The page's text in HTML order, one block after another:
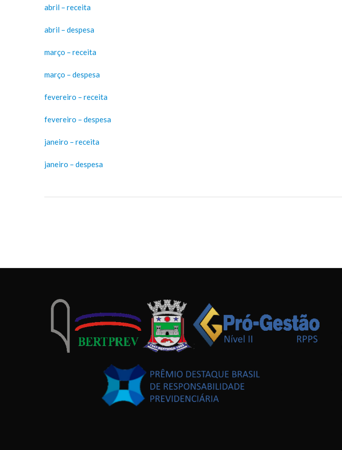
abril – receita
abril – despesa
março – receita
março – despesa
fevereiro – receita
fevereiro – despesa
janeiro – receita
janeiro – despesa